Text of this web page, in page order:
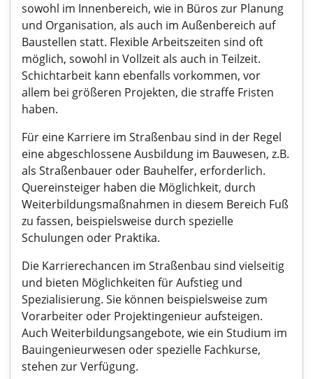
sowohl im Innenbereich, wie in Büros zur Planung
und Organisation, als auch im Außenbereich auf
Baustellen statt. Flexible Arbeitszeiten sind oft
möglich, sowohl in Vollzeit als auch in Teilzeit.
Schichtarbeit kann ebenfalls vorkommen, vor
allem bei größeren Projekten, die straffe Fristen
haben.
Für eine Karriere im Straßenbau sind in der Regel
eine abgeschlossene Ausbildung im Bauwesen, z.B.
als Straßenbauer oder Bauhelfer, erforderlich.
Quereinsteiger haben die Möglichkeit, durch
Weiterbildungsmaßnahmen in diesem Bereich Fuß
zu fassen, beispielsweise durch spezielle
Schulungen oder Praktika.
Die Karrierechancen im Straßenbau sind vielseitig
und bieten Möglichkeiten für Aufstieg und
Spezialisierung. Sie können beispielsweise zum
Vorarbeiter oder Projektingenieur aufsteigen.
Auch Weiterbildungsangebote, wie ein Studium im
Bauingenieurwesen oder spezielle Fachkurse,
stehen zur Verfügung.